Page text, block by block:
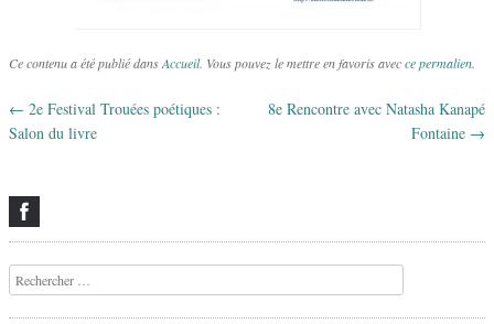
Ce contenu a été publié dansAccueil. Vous pouvez le mettre en favoris avecce permalien.
Navigation des articles
← 2e Festival Trouées poétiques :
Salon du livre
8e Rencontre avec Natasha Kanapé
Fontaine →
Recherche